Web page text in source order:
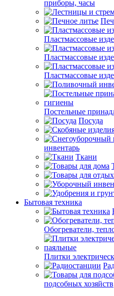
приборы, часы
Пластмассовые
Пластмассовые
Пластмассовые
Постельные
Посуда
инвентарь
Ткани
Бытовая техника
Обогреватели,
Плитки
подсобных хозяйств